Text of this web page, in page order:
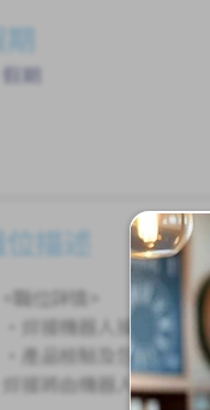
假期
描述
<職位詳情>
・焊接機器人操作員
・產品檢驗及包裝
焊接將由機器人完成，